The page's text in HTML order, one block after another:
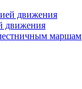
движения
движения
маршам